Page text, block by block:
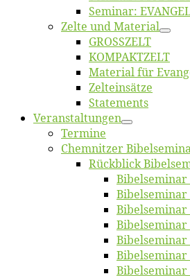
Se­mi­nar:
Zel­te und Material
GROSSZELT
KOMPAKTZELT
Ma­te­ri­al für
Zelt­ein­sät­ze
State­ments
Ver­an­stal­tun­gen
Ter­mi­ne
Chemnit­zer
Rück­blick
Bi­bel­se­mi­nar
Bi­bel­se­mi­nar
Bi­bel­se­mi­nar
Bi­bel­se­mi­nar
Bi­bel­se­mi­nar
Bi­bel­se­mi­nar
Bi­bel­se­mi­nar